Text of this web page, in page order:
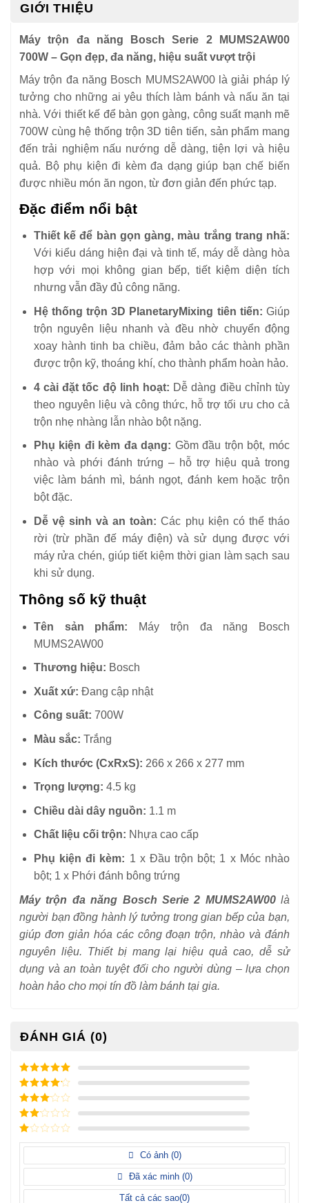
GIỚI THIỆU
Máy trộn đa năng Bosch Serie 2 MUMS2AW00
700W – Gọn đẹp, đa năng, hiệu suất vượt trội
Máy trộn đa năng Bosch MUMS2AW00 là giải pháp lý
tưởng cho những ai yêu thích làm bánh và nấu ăn tại
nhà. Với thiết kế để bàn gọn gàng, công suất mạnh mẽ
700W cùng hệ thống trộn 3D tiên tiến, sản phẩm mang
đến trải nghiệm nấu nướng dễ dàng, tiện lợi và hiệu
quả. Bộ phụ kiện đi kèm đa dạng giúp bạn chế biến
được nhiều món ăn ngon, từ đơn giản đến phức tạp.
Đặc điểm nổi bật
Thiết kế để bàn gọn gàng, màu trắng trang nhã:
Với kiểu dáng hiện đại và tinh tế, máy dễ dàng hòa
hợp với mọi không gian bếp, tiết kiệm diện tích
nhưng vẫn đầy đủ công năng.
Hệ thống trộn 3D PlanetaryMixing tiên tiến: Giúp
trộn nguyên liệu nhanh và đều nhờ chuyển động
xoay hành tinh ba chiều, đảm bảo các thành phần
được trộn kỹ, thoáng khí, cho thành phẩm hoàn hảo.
4 cài đặt tốc độ linh hoạt: Dễ dàng điều chỉnh tùy
theo nguyên liệu và công thức, hỗ trợ tối ưu cho cả
trộn nhẹ nhàng lẫn nhào bột nặng.
Phụ kiện đi kèm đa dạng: Gồm đầu trộn bột, móc
nhào và phới đánh trứng – hỗ trợ hiệu quả trong
việc làm bánh mì, bánh ngọt, đánh kem hoặc trộn
bột đặc.
Dễ vệ sinh và an toàn: Các phụ kiện có thể tháo
rời (trừ phần đế máy điện) và sử dụng được với
máy rửa chén, giúp tiết kiệm thời gian làm sạch sau
khi sử dụng.
Thông số kỹ thuật
Tên sản phẩm: Máy trộn đa năng Bosch
MUMS2AW00
Thương hiệu: Bosch
Xuất xứ: Đang cập nhật
Công suất: 700W
Màu sắc: Trắng
Kích thước (CxRxS): 266 x 266 x 277 mm
Trọng lượng: 4.5 kg
Chiều dài dây nguồn: 1.1 m
Chất liệu cối trộn: Nhựa cao cấp
Phụ kiện đi kèm: 1 x Đầu trộn bột; 1 x Móc nhào
bột; 1 x Phới đánh bông trứng
Máy trộn đa năng Bosch Serie 2 MUMS2AW00là
người bạn đồng hành lý tưởng trong gian bếp của bạn,
giúp đơn giản hóa các công đoạn trộn, nhào và đánh
nguyên liệu. Thiết bị mang lại hiệu quả cao, dễ sử
dụng và an toàn tuyệt đối cho người dùng – lựa chọn
hoàn hảo cho mọi tín đồ làm bánh tại gia.
ĐÁNH GIÁ (0)
5/ 5 điểm
4/ 5
điểm
3/ 5
điểm
2/
điểm
1
điểm
Có ảnh (0)
Đã xác minh (0)
Tất cả các sao(0)